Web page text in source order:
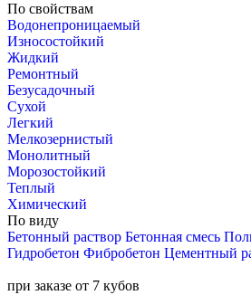
По свойствам
Водонепроницаемый
Износостойкий
Жидкий
Ремонтный
Безусадочный
Сухой
Легкий
Мелкозернистый
Монолитный
Морозостойкий
Теплый
Химический
По виду
Бетонный раствор Бетонная смесь
Гидробетон Фибробетон Цементный
при заказе от 7 кубов